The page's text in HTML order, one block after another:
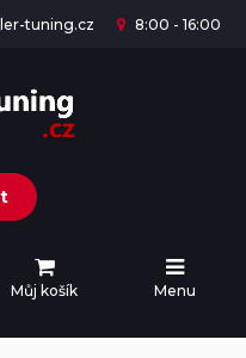
tuning.cz 8:00 - 16:00
Můj košík Menu